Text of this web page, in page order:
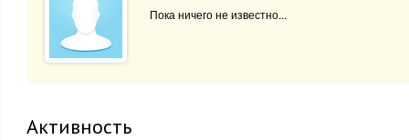
Пока ничего не известно...
Активность